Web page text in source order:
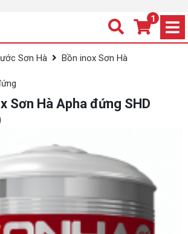
public_html/admin/
1
Sơn Hà Bồn inox Sơn Hà
Sơn Hà Apha đứng SHD